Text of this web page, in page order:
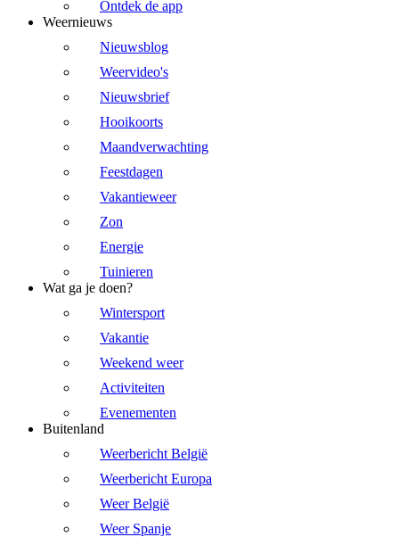
Ontdek de app
Weernieuws
Nieuwsblog
Weervideo's
Nieuwsbrief
Hooikoorts
Maandverwachting
Feestdagen
Vakantieweer
Zon
Energie
Tuinieren
Wat ga je doen?
Wintersport
Vakantie
Weekend weer
Activiteiten
Evenementen
Buitenland
Weerbericht België
Weerbericht Europa
Weer België
Weer Spanje